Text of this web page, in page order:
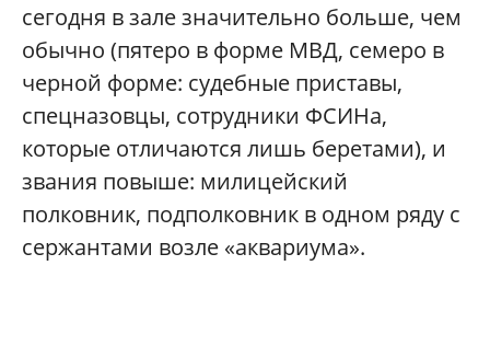
сегодня в зале значительно больше, чем
обычно (пятеро в форме МВД, семеро в
черной форме: судебные приставы,
спецназовцы, сотрудники ФСИНа,
которые отличаются лишь беретами), и
звания повыше: милицейский
полковник, подполковник в одном ряду с
сержантами возле «аквариума».